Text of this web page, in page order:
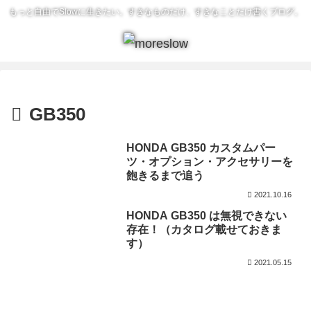
もっと自由でSlowに生きたい。すきなものだけ、すきなことだけ書くブログ。
GB350
HONDA GB350 カスタムパー
ツ・オプション・アクセサリーを
飽きるまで追う
2021.10.16
HONDA GB350 は無視できない
存在！（カタログ載せておきま
す）
2021.05.15